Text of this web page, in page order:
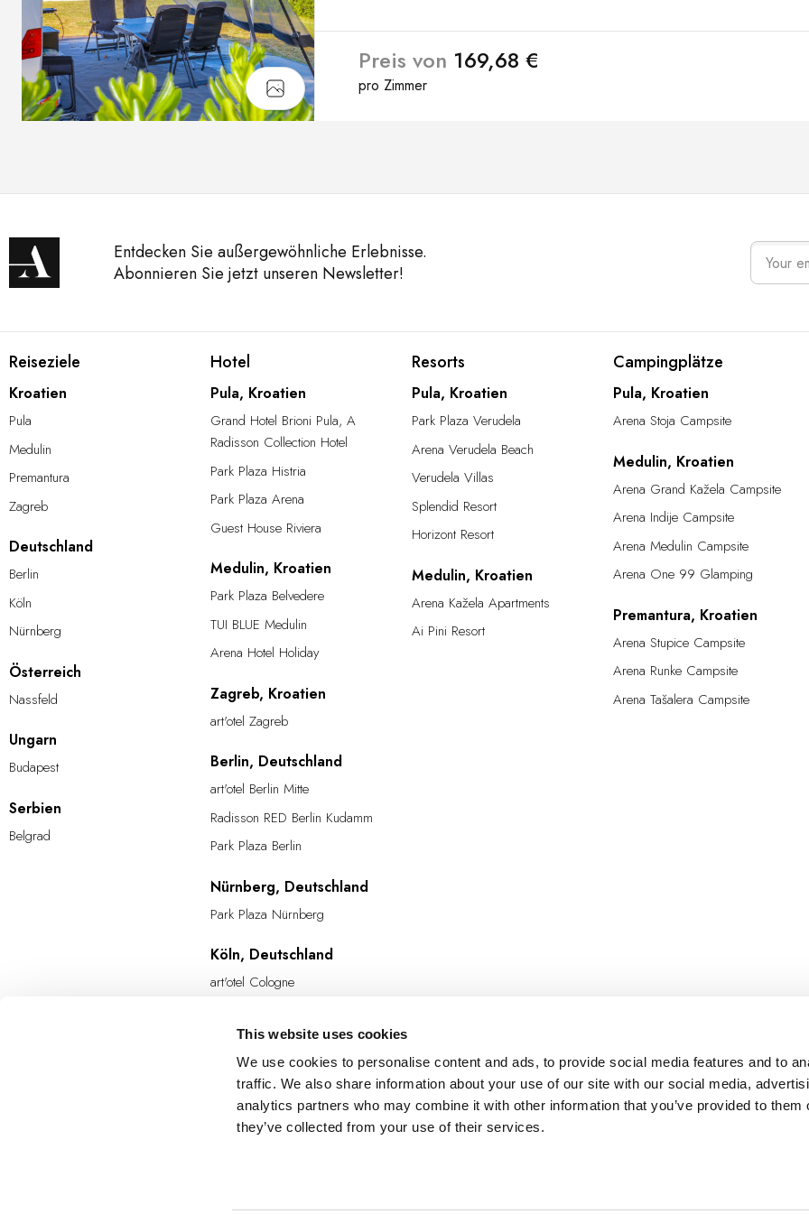
This website uses cookies
We use cookies to personalise content and ads, to provide social media features and to
traffic. We also share information about your use of our site with our social media,
analytics partners who may combine it with other information that you’ve provided to them
they’ve collected from your use of their services.
Preis von 169,68 €
pro Zimmer
Entdecken Sie außergewöhnliche Erlebnisse.
Abonnieren Sie jetzt unseren Newsletter!
Arena Collection – Footer navigation
Reiseziele
Reiseziele
Kroatien
Pula
Medulin
Premantura
Zagreb
Deutschland
Berlin
Köln
Nürnberg
Österreich
Nassfeld
Ungarn
Budapest
Serbien
Belgrad
Hotel
Hotel
Pula, Kroatien
Grand Hotel Brioni Pula, A
Radisson Collection Hotel
Park Plaza Histria
Park Plaza Arena
Guest House Riviera
Medulin, Kroatien
Park Plaza Belvedere
TUI BLUE Medulin
Arena Hotel Holiday
Zagreb, Kroatien
art'otel Zagreb
Berlin, Deutschland
art'otel Berlin Mitte
Radisson RED Berlin Kudamm
Park Plaza Berlin
Nürnberg, Deutschland
Park Plaza Nürnberg
Köln, Deutschland
art'otel Cologne
Budapest, Ungarn
Park Plaza Budapest
Resorts
Resorts
Pula, Kroatien
Park Plaza Verudela
Arena Verudela Beach
Verudela Villas
Splendid Resort
Horizont Resort
Medulin, Kroatien
Arena Kažela Apartments
Ai Pini Resort
Campingplätze
Pula, Kroatien
Arena Stoja Campsite
Medulin, Kroatien
Arena Grand Kažela Campsite
Arena Indije Campsite
Arena Medulin Campsite
Arena One 99 Glamping
Premantura, Kroatien
Arena Stupice Campsite
Arena Runke Campsite
Arena Tašalera Campsite